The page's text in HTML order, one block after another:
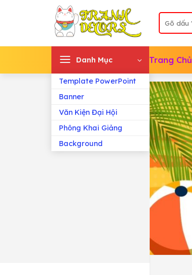
Tìm
kiếm:
Danh Mục
Template PowerPoint
Banner
Văn Kiện Đại Hội
Phông Khai Giảng
Background
Trang Chủ